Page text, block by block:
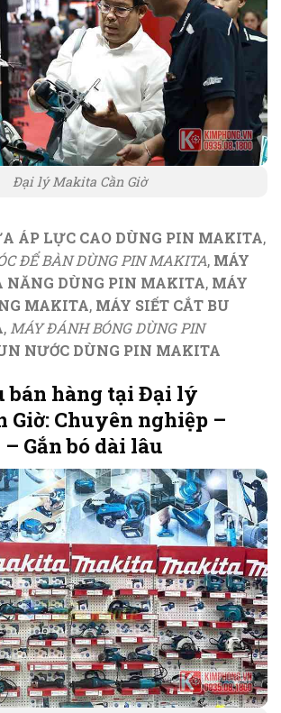
Đại lý Makita Cần Giờ
ÁP LỰC CAO DÙNG PIN MAKITA,
ĐỂ BÀN DÙNG PIN MAKITA, MÁY
NĂNG DÙNG PIN MAKITA, MÁY
MAKITA, MÁY SIẾT CẮT BU
, MÁY ĐÁNH BÓNG DÙNG PIN
NƯỚC DÙNG PIN MAKITA
bán hàng tại Đại lý
Giờ: Chuyên nghiệp –
Gắn bó dài lâu